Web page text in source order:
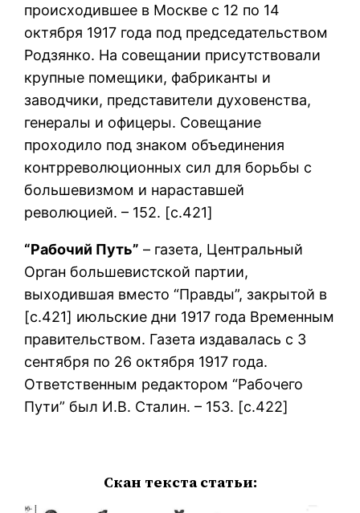
происходившее в Москве с 12 по 14
октября 1917 года под председательством
Родзянко. На совещании присутствовали
крупные помещики, фабриканты и
заводчики, представители духовенства,
генералы и офицеры. Совещание
проходило под знаком объединения
контрреволюционных сил для борьбы с
большевизмом и нараставшей
революцией. – 152. [c.421]
“Рабочий Путь” – газета, Центральный
Орган большевистской партии,
выходившая вместо “Правды”, закрытой в
[c.421] июльские дни 1917 года Временным
правительством. Газета издавалась с 3
сентября по 26 октября 1917 года.
Ответственным редактором “Рабочего
Пути” был И.В. Сталин. – 153. [c.422]
Скан текста статьи: